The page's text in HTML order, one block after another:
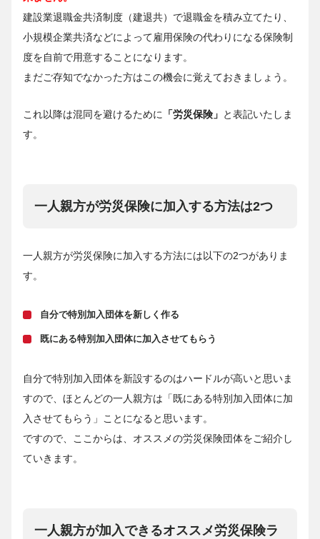
建設業退職金共済制度（建退共）で退職金を積み立てたり、
小規模企業共済などによって雇用保険の代わりになる保険制
度を自前で用意することになります。
まだご存知でなかった方はこの機会に覚えておきましょう。
これ以降は混同を避けるために 「労災保険」 と表記いたしま
す。
一人親方が労災保険に加入する方法は2つ
一人親方が労災保険に加入する方法には以下の2つがありま
す。
自分で特別加入団体を新しく作る
既にある特別加入団体に加入させてもらう
自分で特別加入団体を新設するのはハードルが高いと思いま
すので、ほとんどの一人親方は「既にある特別加入団体に加
入させてもらう」ことになると思います。
ですので、ここからは、オススメの労災保険団体をご紹介し
ていきます。
一人親方が加入できるオススメ労災保険ラ